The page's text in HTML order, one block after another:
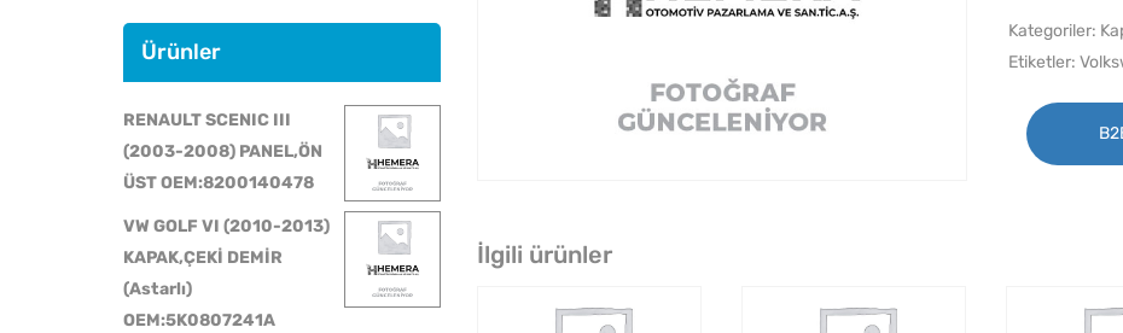
Ürünler
RENAULT SCENIC III
(2003-2008) PANEL,ÖN
ÜST OEM:8200140478
VW GOLF VI (2010-2013)
KAPAK,ÇEKİ DEMİR
(Astarlı)
OEM:5K0807241A
Kategoriler:
Etiketler:
İlgili ürünler